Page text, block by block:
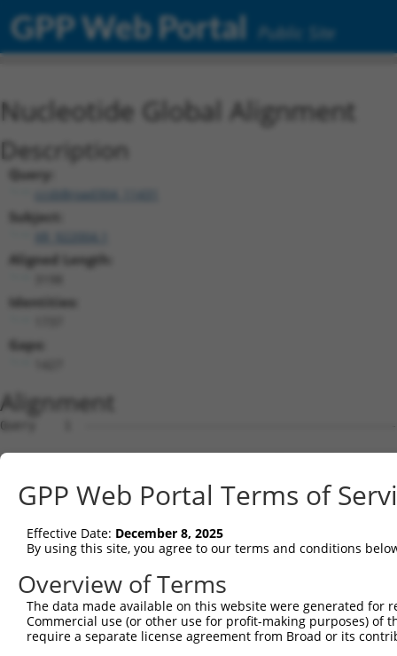
GPP Web Portal Public Site
Nucleotide Global Alignment
Description
Query:
ccsbBroad304_11431
Subject:
Aligned Length:
Identities:
Gaps:
Alignment
Query    1  --------------------------------------------------------------------------  0
                                                                                      
Sbjct    1  TCTTCCTGCCAGGCGGCCCTTCTCCCCTCCCCTCTCAGTTCCCTCCGCCCTCCTCGGGCTCCAGCGGTGGCGGA  74

Query    1  --------------------------------------------------------------------------  0
                                                                                      
Sbjct   75  GCGAACGGGACCGGCCCGGCTTCAGAGCGCGAGGTGGAGGGTGGAACGCGGGCGCCTGAAGGAGTTGTTGTCTC  148

Query    1  -----------------------------------------------------------ATGGAGGTCAGAGCT  15
                                                                       |||||||||||||||
Sbjct  149  GGCAGCGCCCGCGGAGACGTGAAGAGGTGGTTGTGGGAAGAGAAGTTTGCAGAACTGAAATGGAGGTCAGAGCT  222

Query   16  TCATTACA------------------------------------------------------------------  23
            ||||||||                                                                  
Sbjct  223  TCATTACAGAAGGTTAGTGGATCATCTGATTCTGTGGCTACAATGAACAGTGAAGAATTTGTTTTGGTTCCTCA  296

Query   24  ---------------------------------------------GAAGATAGTTTCTAATGGTGATGAACAAT  52
                                                         |||||||||||||||||||||||||||||
Sbjct  297  GTATGCAGATGATAATTCTACAAAACATGAAGAAAAACCTCAACTGAAGATAGTTTCTAATGGTGATGAACAAT  370

Query   53  TGGAAAAAGCCATGGAAGAGATTTTGAGAGATTCCGAGAAAAGGCCAAGCAGTCTTCTTGTTGATTGTCAGAGT  126
            ||||||||||||||||||||||||||||||||||||||||||||||||||||||||||||||||||||||.|||
Sbjct  371  TGGAAAAAGCCATGGAAGAGATTTTGAGAGATTCCGAGAAAAGGCCAAGCAGTCTTCTTGTTGATTGTCAAAGT  444

Query  127  TCCAGTGAGATTTCAGACCATTCGTTTGGAGATATTCCAGCCAGCCAAACAAATAAGCCATCTCTTCAGTTAAT  200
            ||||||||||||||||||||||||||||||||||||||||||||||||||||||||||||||||||||||||||
Sbjct  445  TCCAGTGAGATTTCAGACCATTCGTTTGGAGATATTCCAGCCAGCCAAACAAATAAGCCATCTCTTCAGTTAAT  518

Query  201  TTTGGATCCGTCTAACACAGAAATTTCTACACCCAGACCATCTTCTCCAGGTGGACTACCTGAAGAAGATAGTG  274
            ||||||||||||||||||||||||||||||||||||||||||||||||||||||||||||||||||||||||||
Sbjct  519  TTTGGATCCGTCTAACACAGAAATTTCTACACCCAGACCATCTTCTCCAGGTGGACTACCTGAAGAAGATAGTG  592

Query  275  TTTTATTTAATAAACTGACCTACTTAGGATGTATGAAGGTTTCTTCCCCACGTAATGAAGTAGAGGCTTTACGG  348
            ||||||||||||||||||||||||||||||||||||||||||||||||||||||||||||||||||||||||||
Sbjct  593  TTTTATTTAATAAACTGACCTACTTAGGATGTATGAAGGTTTCTTCCCCACGTAATGAAGTAGAGGCTTTACGG  666

Query  349  GCAATGGCAACCATGAAATCTTCCAGTCAATACCCCTTTCCTGTTACCCTGTATGTACCAAATGTTCCAGAAGG  422
            ||||||||||||||||||||||||||||||||||||||||||||||||||||||||||||||||||||||||||
Sbjct  667  GCAATGGCAACCATGAAATCTTCCAGTCAATACCCCTTTCCTGTTACCCTGTATGTACCAAATGTTCCAGAAGG  740

Query  423  TTCTGTGAGAATTATAGACCAATCCAGCAATGTGGAGATAGCATCTTTTCCAATCTATAAGGTGTTATTCTGTG  496
            ||||||||||||||||||||||||||||||||||||||||||||||||||||||||||||||||||||||||||
Sbjct  741  TTCTGTGAGAATTATAGACCAATCCAGCAATGTGGAGATAGCATCTTTTCCAATCTATAAGGTGTTATTCTGTG  814

Query  497  CACGTGGACATGACGGAACAACAGAGAGCAATTGCTTTGCATTTACAGAGAGTTCCCATGGTTCGGAAGAATTT  570
            ||||||||||||||||||||||||||||||||||||||||||||||||||||||||||||||||||||||||||
Sbjct  815  CACGTGGACATGACGGAACAACAGAGAGCAATTGCTTTGCATTTACAGAGAGTTCCCATGGTTCGGAAGAATTT  888

Query  571  CAGATACATGTTTTCTCCTGTGAAATTAAAGAGGCAGTAAGCAGAATTTTGTACAGTTTCTGTACAGCATTCAA  644
            ||||||||||||||||||||||||||||||||||||||||||||||||||||||||||||||||||||||||||
Sbjct  889  CAGATACATGTTTTCTCCTGTGAAATTAAAGAGGCAGTAAGCAGAATTTTGTACAGTTTCTGTACAGCATTCAA  962

Query  645  ACGTTCTTCCAGACAAGTGTCTGATGTTAAAGACTCAGTTATTCCTACCCCCGACAGTGATGTGTTTACCTTCA  718
            ||||||||||||||||||||||||||||||||||||||||||||||||||||||||||||||||||||||||||
Sbjct  963  ACGTTCTTCCAGACAAGTGTCTGATGTTAAAGACTCAGTTATTCCTACCCCCGACAGTGATGTGTTTACCTTCA  1036

Query  719  GTGTCTCCTTGGAGGTAAAAGAAGACGATGGAAAAGGAAACTTTAGCCCTGTGCCTAAGGATAGAGATAAATTT  792
            ||||||||||||||||||||||||||||||||||||||||||||||||||||||||||||||||||||||||||
Sbjct 1037  GTGTCTCCTTGGAGGTAAAAGAAGACGATGGAAAAGGAAACTTTAGCCCTGTGCCTAAGGATAGAGATAAATTT  1110

Query  793  TATTTCAAATTAAAGCAAGGAATAGAGAAGAAGGTTGTGATTACAGTGCAGCAACTTTCTAACAAAGAATTAGC  866
            ||||||||||||||||||||||||||||||||||||||||||||||||||||||||||||||||||||||||||
Sbjct 1111  TATTTCAAATTAAAGCAAGGAATAGAGAAGAAGGTTGTGATTACAGTGCAGCAACTTTCTAACAAAGAATTAGC  1184

Query  867  TATTGAAAGATGTTTTGGAATGTTATTAAGCCCAGGTCGAAACGTGAAGAACAGTGACATGCATTTACTGGATA  940
            ||||||||||||||||||||||||||||||||||||||||||||||||||||||||||||||||||||||||||
Sbjct 1185  TATTGAAAGATGTTTTGGAATGTTATTAAGCCCAGGTCGAAACGTGAAGAACAGTGACATGCATTTACTGGATA  1258

Query  941  TGGAATCCATGGGAAAGAGCTATGATGGGAGAGCTTATGTCATCACTGGCATGTGGAACCCCAATGCACCAGTA  1014
            ||||||||||||||||||||||||||||||||||||||||||||||||||||||||||||||||||||||||||
Sbjct 1259  TGGAATCCATGGGAAAGAGCTATGATGGGAGAGCTTATGTCATCACTGGCATGTGGAACCCCAATGCACCAGTA  1332

Query 1015  TTTCTGGCACTTAACGAGGAAACCCCAAAAGATAAGCAAGTATACATGACTGTGGCAGTGGATATGGTAGTCAC  1088
            ||||||||||||||||||||||||||||||||||||||||||||||||||||||||||||||||||||||||||
Sbjct 1333  TTTCTGGCACTTAACGAGGAAACCCCAAAAGATAAGCAAGTATACATGACTGTGGCAGTGGATATGGTAGTCAC  1406

Query 1089  AGAGGTGGTGGAGCCTGTTCGCTTTCTCCTGGAGACAGTAGTCCGTGTGTACCCTGCAAATGAGCGATTTTGGT  1162
            ||||||||||||||||||||||||||||||||||||||||||||||||||||||||||||||||||||||||||
Sbjct 1407  AGAGGTGGTGGAGCCTGTTCGCTTTCTCCTGGAGACAGTAGTCCGTGTGTACCCTGCAAATGAGCGATTTTGGT  1480

Query 1163  ATTTCAGCAGAAAGACTTTCACAGAGACCTTCTTCATGAGATTGAAACAGTCTGAGGGAAAAGGCCATACCAAT  1236
            ||||||||||||||||||||||||||||.|||||||||||||||||||||||||||||||||||||||||||||
Sbjct 1481  ATTTCAGCAGAAAGACTTTCACAGAGACTTTCTTCATGAGATTGAAACAGTCTGAGGGAAAAGGCCATACCAAT  1554

Query 1237  GCTGGAGATGCAATATATGAGGTGGTGAGTCTACAGCGAGAGTCTGACAAGGAGGAACCAGTCACTCCTACTAG  1310
            ||||||||||||||||||||||||||||||||||||||||||||||||||||||||||||||||||||||||||
Sbjct 1555
GPP Web Portal Terms of
Effective Date: December 8, 2025
By using this site, you agree to our terms and conditions
Overview of Terms
The data made available on this website were generated
Commercial use (or other use for profit-making purposes) of
require a separate license agreement from Broad or its